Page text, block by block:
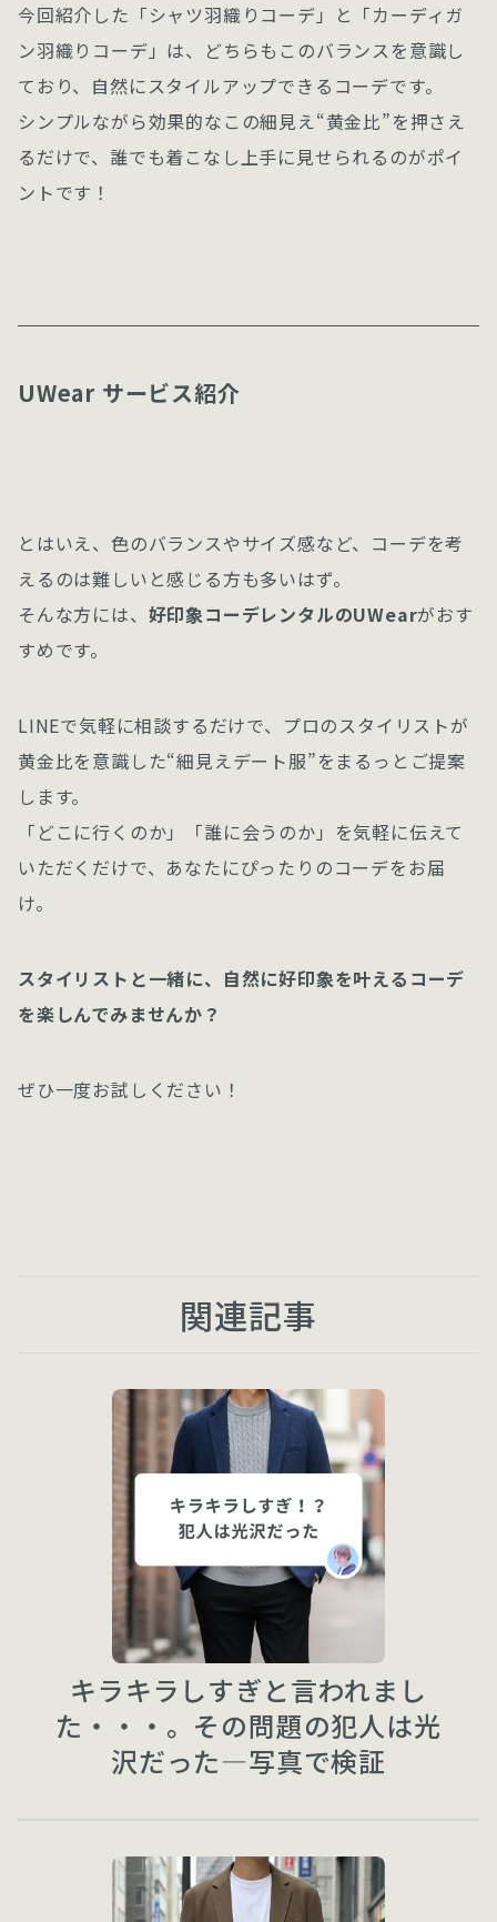
今回紹介した「シャツ羽織りコーデ」と「カーディガ
ン羽織りコーデ」は、どちらもこのバランスを意識し
ており、自然にスタイルアップできるコーデです。
シンプルながら効果的なこの細見え“黄金比”を押さえ
るだけで、誰でも着こなし上手に見せられるのがポイ
ントです！
UWear サービス紹介
とはいえ、色のバランスやサイズ感など、コーデを考
えるのは難しいと感じる方も多いはず。
そんな方には、 好印象コーデレンタルのUWearがおす
すめです。
LINEで気軽に相談するだけで、プロのスタイリストが
黄金比を意識した“細見えデート服”をまるっとご提案
します。
「どこに行くのか」「誰に会うのか」を気軽に伝えて
いただくだけで、あなたにぴったりのコーデをお届
け。
スタイリストと一緒に、自然に好印象を叶えるコーデ
を楽しんでみませんか？
ぜひ一度お試しください！
関連記事
キラキラしすぎと言われまし
た・・・。その問題の犯人は光
沢だった—写真で検証